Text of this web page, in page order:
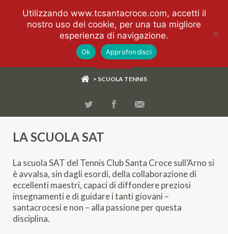
> SCUOLA TENNIS
LA SCUOLA SAT
La scuola SAT del Tennis Club Santa Croce sull’Arno si
è avvalsa, sin dagli esordi, della collaborazione di
eccellenti maestri, capaci di diffondere preziosi
insegnamenti e di guidare i tanti giovani –
santacrocesi e non – alla passione per questa
disciplina.
Utilizzando www.tcsantacroce.com, accetti il
nostro uso dei cookie, per una tua migliore
esperienza di navigazione.
Ok Approfondisci